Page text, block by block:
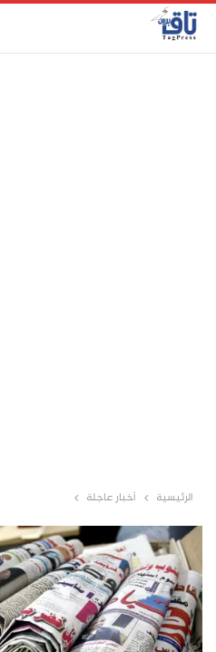
الرئيسية أخبار عاجلة